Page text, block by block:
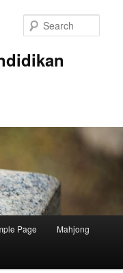
Page Mahjong